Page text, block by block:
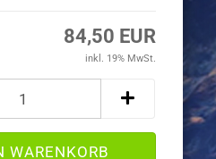
84,50 EUR
inkl. 19% MwSt.